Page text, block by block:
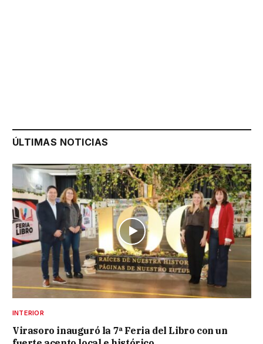
ÚLTIMAS NOTICIAS
INTERIOR
Virasoro inauguró la 7ª Feria del Libro con un